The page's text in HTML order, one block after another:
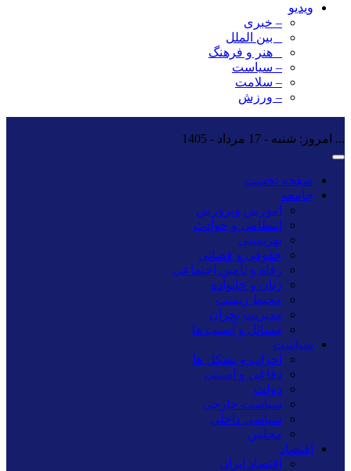
ویدیو
– خبری
_ بین الملل
_ هنر و فرهنگ
– سیاست
– سلامت
– ورزش
... امروز: شنبه - 17 مرداد - 1405
صفحه نخست
جامعه
آموزش وپرورش
انتظامی و حوادث
بهزیستی
حقوقی و قضائی
رفاه و تأمین اجتماعی
زنان و خانواده
محیط زیست
مدیریت بحران
مسائل و آسیب ها
سیاست
احزاب و تشکل ها
دفاعی و امنیتی
دولت
سیاست خارجی
سیاسی داخلی
مجلس
اقتصاد
اقتصاد ایران